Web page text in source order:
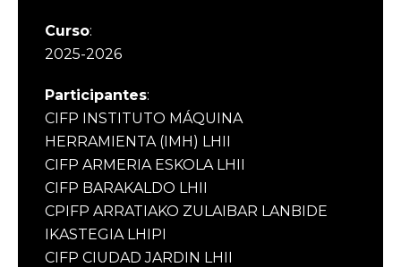
Curso:
2025-2026
Participantes:
CIFP INSTITUTO MÁQUINA
HERRAMIENTA (IMH) LHII
CIFP ARMERIA ESKOLA LHII
CIFP BARAKALDO LHII
CPIFP ARRATIAKO ZULAIBAR LANBIDE
IKASTEGIA LHIPI
CIFP CIUDAD JARDIN LHII